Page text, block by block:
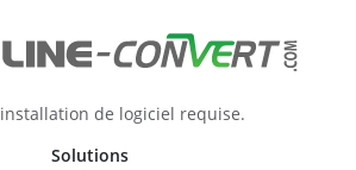
de logiciel requise.
Solutions